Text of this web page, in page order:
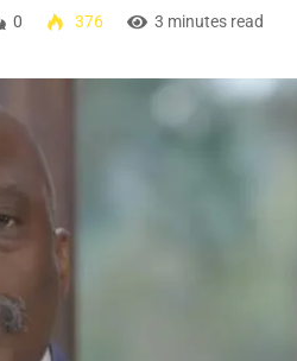
0 376 3 minutes read